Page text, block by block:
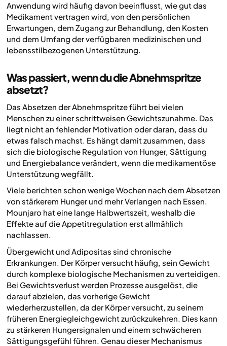
Anwendung wird häufig davon beeinflusst, wie gut das
Medikament vertragen wird, von den persönlichen
Erwartungen, dem Zugang zur Behandlung, den Kosten
und dem Umfang der verfügbaren medizinischen und
lebensstilbezogenen Unterstützung.
Was passiert, wenn du die Abnehmspritze
absetzt?
Das Absetzen der Abnehmspritze führt bei vielen
Menschen zu einer schrittweisen Gewichtszunahme. Das
liegt nicht an fehlender Motivation oder daran, dass du
etwas falsch machst. Es hängt damit zusammen, dass
sich die biologische Regulation von Hunger, Sättigung
und Energiebalance verändert, wenn die medikamentöse
Unterstützung wegfällt.
Viele berichten schon wenige Wochen nach dem Absetzen
von stärkerem Hunger und mehr Verlangen nach Essen.
Mounjaro hat eine lange Halbwertszeit, weshalb die
Effekte auf die Appetitregulation erst allmählich
nachlassen.
Übergewicht und Adipositas sind chronische
Erkrankungen. Der Körper versucht häufig, sein Gewicht
durch komplexe biologische Mechanismen zu verteidigen.
Bei Gewichtsverlust werden Prozesse ausgelöst, die
darauf abzielen, das vorherige Gewicht
wiederherzustellen, da der Körper versucht, zu seinem
früheren Energiegleichgewicht zurückzukehren. Dies kann
zu stärkeren Hungersignalen und einem schwächeren
Sättigungsgefühl führen. Genau dieser Mechanismus